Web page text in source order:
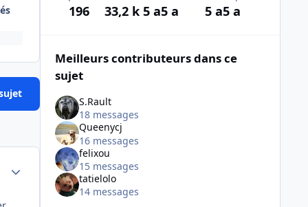
Author stats
196 33,2 k 5 a5 a 5 a5 a
Meilleurs contributeurs dans ce
sujet
S.Rault
18 messages
Queenycj
16 messages
felixou
15 messages
tatielolo
14 messages